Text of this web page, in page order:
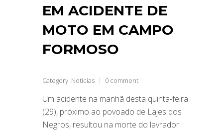
EM ACIDENTE DE
MOTO EM CAMPO
FORMOSO
Category: Notícias 0 comment
Um acidente na manhã desta quinta-feira
(29), próximo ao povoado de Lajes dos
Negros, resultou na morte do lavrador